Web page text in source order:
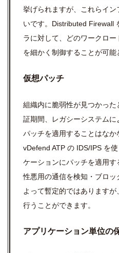
挙げられますが、これらイ
いです。Distributed Firewall
ラに対して、どのワークロ
を細かく制御することが可能
仮想パッチ
組織内に脆弱性が見つかっ
証期間、レガシーシステム
パッチを適用することはなか
vDefend ATP の IDS/IPS を
ケーションにパッチを適用
性悪用の通信を検知・ブロ
よって暫定的ではあります
行うことができます。
アプリケーション単位の